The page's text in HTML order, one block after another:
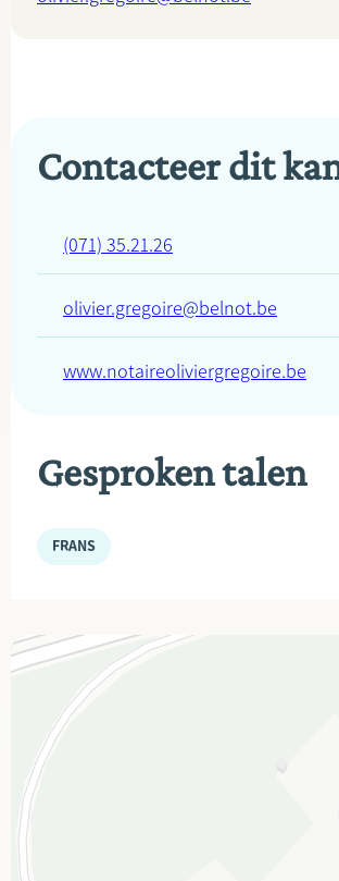
Contacteer dit
(071) 35.21.26
olivier.gregoire@belnot.be
www.notaireoliviergregoire.be
Gesproken talen
FRANS